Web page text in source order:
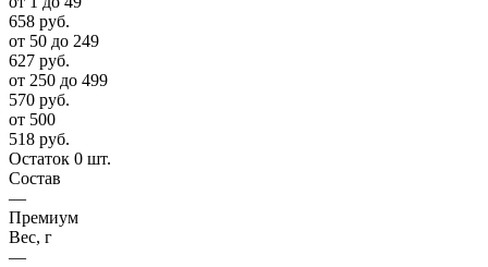
658 руб.
от 50 до 249
627 руб.
от 250 до 499
570 руб.
от 500
518 руб.
Остаток 0 шт.
Состав
—
Премиум
Вес, г
—